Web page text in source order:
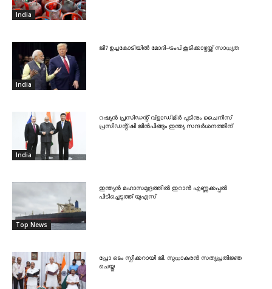
India
India
ജി7 ഉച്ചകോടിയിൽ മോദി-ട്രംപ് കൂടിക്കാഴ്ചയ്ക്ക് സാധ്യത
India
റഷ്യൻ പ്രസിഡന്റ് വ്‌ളാഡിമിർ പുടിനും ചൈനീസ്
പ്രസിഡന്റ്ഷി ജിൻപിങ്ങും ഇന്ത്യ സന്ദർശനത്തിന്
Top News
ഇന്ത്യൻ മഹാസമുദ്രത്തിൽ ഇറാൻ എണ്ണക്കപ്പൽ
പിടിച്ചെടുത്ത് യുഎസ്
പ്രോ ടെം സ്പീക്കറായി ജി. സുധാകരൻ സത്യപ്രതിജ്ഞ
ചെയ്തു